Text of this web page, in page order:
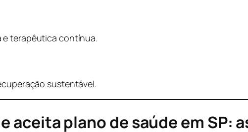
e terapêutica contínua.
sustentável.
aceita plano de saúde em SP: